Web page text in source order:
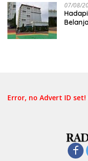
07/08/
Error, no Advert ID